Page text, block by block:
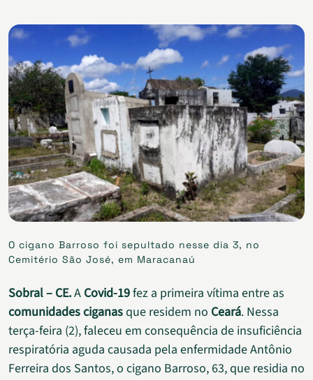
O cigano Barroso foi sepultado nesse dia 3, no
Cemitério São José, em Maracanaú
Sobral – CE.A Covid-19fez a primeira vítima entre as
comunidades ciganasque residem no Ceará. Nessa
terça-feira (2), faleceu em consequência de insuficiência
respiratória aguda causada pela enfermidade Antônio
Ferreira dos Santos, o cigano Barroso, 63, que residia no